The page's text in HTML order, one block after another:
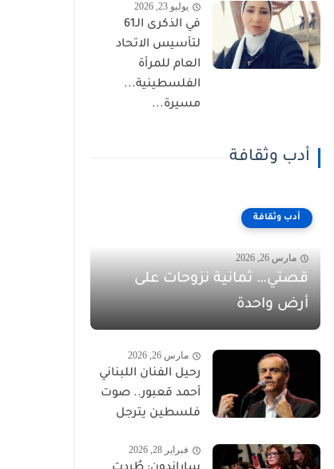
يوليو 23, 2026
في الذكرى الـ61
لتأسيس الاتحاد
العام للمرأة
الفلسطينية...
مسيرة...
أدب وثقافة
أدب وثقافة
مارس 26, 2026
قصتي… ثمانية نزوحات على
أرض واحدة
مارس 26, 2026
رحيل الفنان اللبناني
أحمد قعبور.. صوت
فلسطين يترجل
فبراير 28, 2026